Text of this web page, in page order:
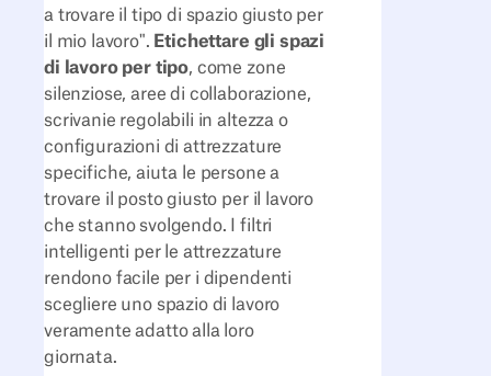
a trovare il tipo di spazio giusto per
il mio lavoro". Etichettare gli spazi
di lavoro per tipo, come zone
silenziose, aree di collaborazione,
scrivanie regolabili in altezza o
configurazioni di attrezzature
specifiche, aiuta le persone a
trovare il posto giusto per il lavoro
che stanno svolgendo. I filtri
intelligenti per le attrezzature
rendono facile per i dipendenti
scegliere uno spazio di lavoro
veramente adatto alla loro
giornata.